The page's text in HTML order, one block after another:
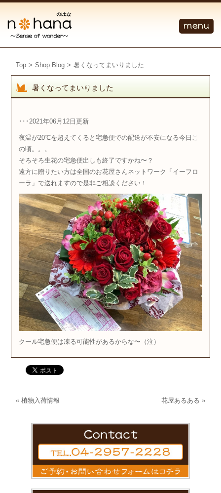
Top > Shop Blog > 暑くなってまいりました
暑くなってまいりました
･･･2021年06月12日更新
夜温が20℃を超えてくると宅急便での配送が不安になる今日こ
の頃。。。
そろそろ生花の宅急便出しも終了ですかね〜？
遠方に贈りたい方は全国のお花屋さんネットワーク「イーフロ
ーラ」で送れますので是非ご相談ください！
クール宅急便は凍る可能性があるからな〜（泣）
«植物入荷情報 花屋あるある »